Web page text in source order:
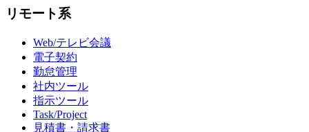
リモート系
Web/テレビ会議
電子契約
勤怠管理
社内ツール
指示ツール
Task/Project
見積書・請求書